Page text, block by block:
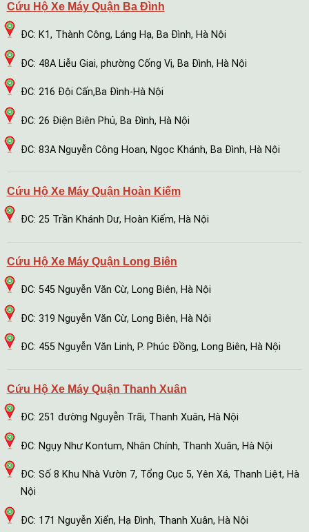
Cứu Hộ Xe Máy Quận Ba Đình
ĐC: K1, Thành Công, Láng Hạ, Ba Đình, Hà Nội
ĐC: 48A Liễu Giai, phường Cống Vị, Ba Đình, Hà Nội
ĐC: 216 Đội Cấn,Ba Đình-Hà Nội
ĐC: 26 Điện Biên Phủ, Ba Đình, Hà Nội
ĐC: 83A Nguyễn Công Hoan, Ngọc Khánh, Ba Đình, Hà Nội
Cứu Hộ Xe Máy Quận Hoàn Kiếm
ĐC: 25 Trần Khánh Dư, Hoàn Kiếm, Hà Nội
Cứu Hộ Xe Máy Quận Long Biên
ĐC: 545 Nguyễn Văn Cừ, Long Biên, Hà Nội
ĐC: 319 Nguyễn Văn Cừ, Long Biên, Hà Nội
ĐC: 455 Nguyễn Văn Linh, P. Phúc Đồng, Long Biên, Hà Nội
Cứu Hộ Xe Máy Quận Thanh Xuân
ĐC: 251 đường Nguyễn Trãi, Thanh Xuân, Hà Nội
ĐC: Ngụy Như Kontum, Nhân Chính, Thanh Xuân, Hà Nội
ĐC: Số 8 Khu Nhà Vườn 7, Tổng Cục 5, Yên Xá, Thanh Liệt, Hà
Nội
ĐC: 171 Nguyễn Xiển, Hạ Đình, Thanh Xuân, Hà Nội